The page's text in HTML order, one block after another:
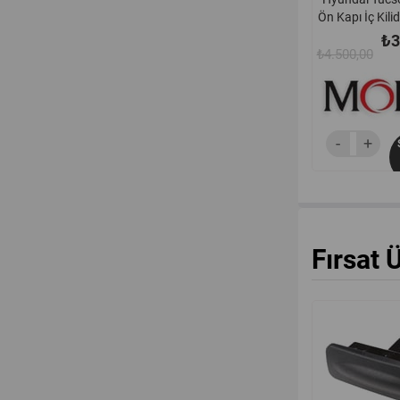
Ön Kapı İç
Orjinal -
₺4.500,00
Fırsat